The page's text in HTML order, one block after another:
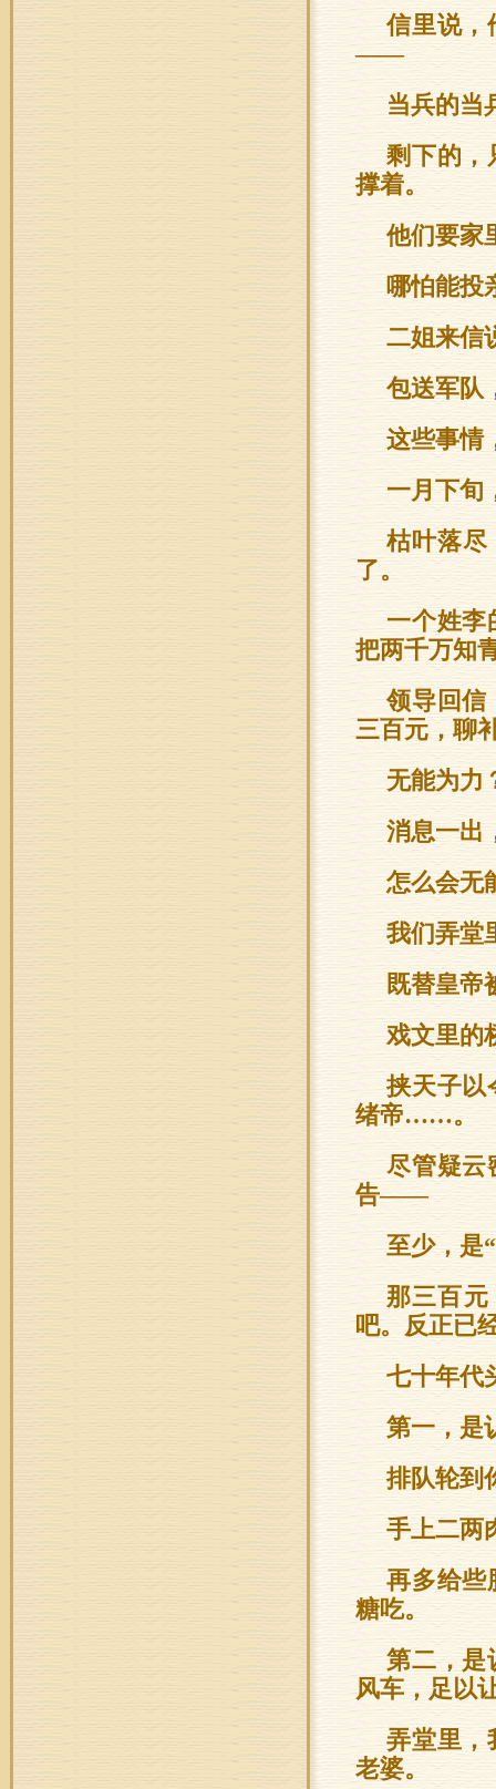
信里说，
——
当兵的当
剩下的，
撑着。
他们要家
哪怕能投
二姐来信
包送军队
这些事情
一月下旬
枯叶落
了。
一个姓李
把两千万知
领导回信
三百元，聊
无能为
消息一出
怎么会无
我们弄堂
既替皇帝
戏文里的
挟天子以
绪帝……。
尽管疑云
告——
至少，是
那三百
吧。反正已
七十年代
第一，是
排队轮到
手上二两
再多给些
糖吃。
第二，是
风车，足以
弄堂里，
老婆。